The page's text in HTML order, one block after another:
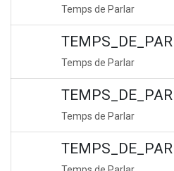
Temps de Parlar
Temps de Parlar
Temps de Parlar